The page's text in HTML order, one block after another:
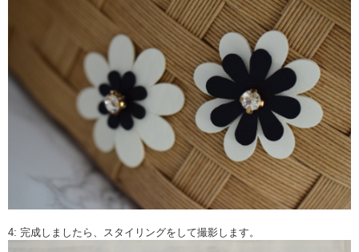
4: 完成しましたら、スタイリングをして撮影します。